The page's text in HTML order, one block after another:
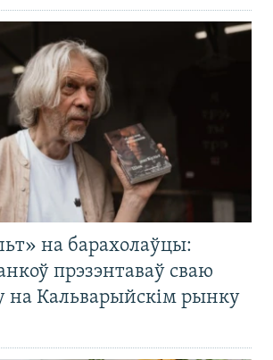
на барахолаўцы:
прэзэнтаваў сваю
на Кальварыйскім рынку